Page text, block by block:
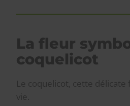
La fleur
coquelicot
Le coquelicot, cette délicate
vie.